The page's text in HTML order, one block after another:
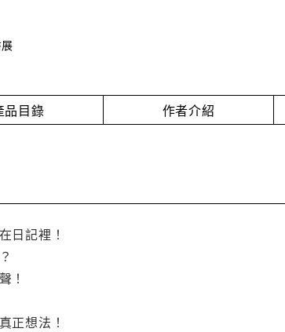
品目錄 作者介紹
日記裡！
！
正想法！